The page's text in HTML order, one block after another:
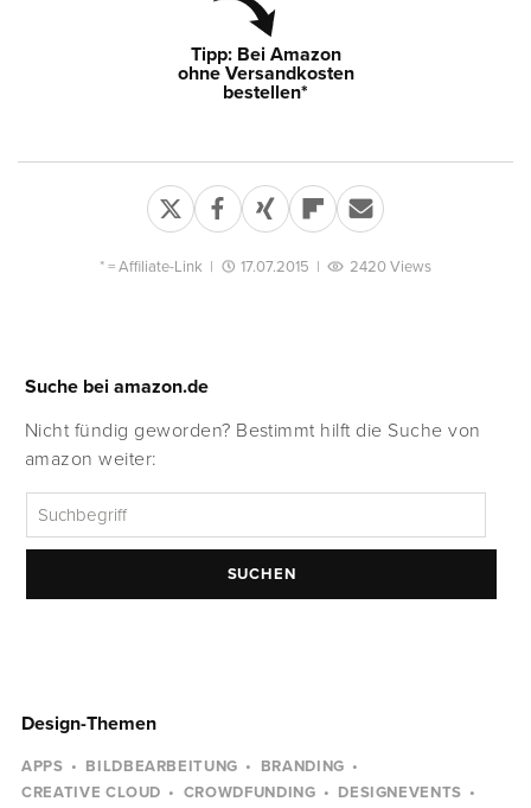
Tipp: Bei Amazon
ohne Versandkosten
bestellen*
* =Affiliate-Link | 17.07.2015 | 2420 Views
Suche bei amazon.de
Nicht fündig geworden? Bestimmt hilft die Suche von
amazon weiter:
SUCHEN
Design-Themen
APPS BILDBEARBEITUNG
BRANDING
CREATIVE CLOUD
CROWDFUNDING
DESIGNEVENTS